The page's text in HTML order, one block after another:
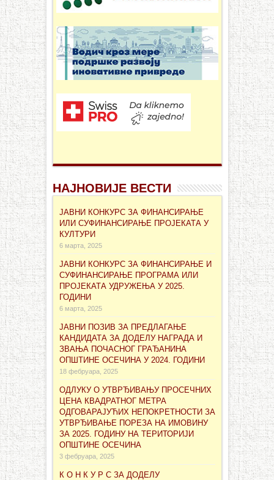
НАЈНОВИЈЕ ВЕСТИ
ЈАВНИ КОНКУРС ЗА ФИНАНСИРАЊЕ
ИЛИ СУФИНАНСИРАЊЕ ПРОЈЕКАТА У
КУЛТУРИ
6 марта, 2025
ЈАВНИ КОНКУРС ЗА ФИНАНСИРАЊЕ И
СУФИНАНСИРАЊЕ ПРОГРАМА ИЛИ
ПРОЈЕКАТА УДРУЖЕЊА У 2025.
ГОДИНИ
6 марта, 2025
ЈАВНИ ПОЗИВ ЗА ПРЕДЛАГАЊЕ
КАНДИДАТА ЗА ДОДЕЛУ НАГРАДА И
ЗВАЊА ПОЧАСНОГ ГРАЂАНИНА
ОПШТИНЕ ОСЕЧИНА У 2024. ГОДИНИ
18 фебруара, 2025
ОДЛУКУ О УТВРЂИВАЊУ ПРОСЕЧНИХ
ЦЕНА КВАДРАТНОГ МЕТРА
ОДГОВАРАЈУЋИХ НЕПОКРЕТНОСТИ ЗА
УТВРЂИВАЊЕ ПОРЕЗА НА ИМОВИНУ
ЗА 2025. ГОДИНУ НА ТЕРИТОРИЈИ
ОПШТИНЕ ОСЕЧИНА
3 фебруара, 2025
К О Н К У Р С ЗА ДОДЕЛУ